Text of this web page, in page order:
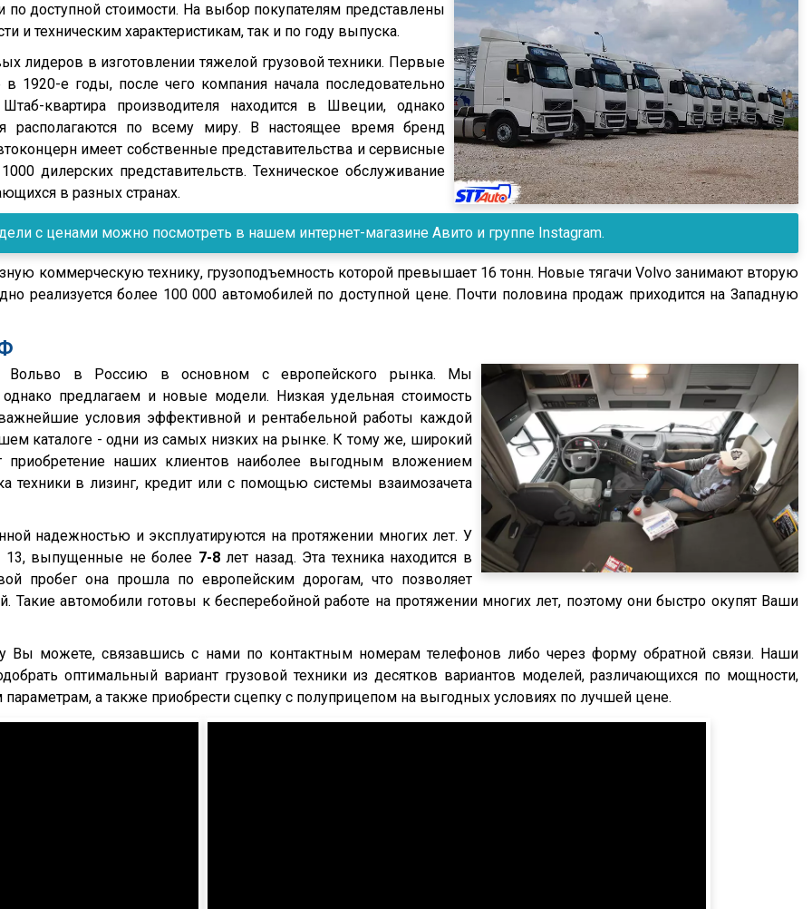
доступной стоимости. На выбор покупателям представлены
и техническим характеристикам, так и по году выпуска.
лидеров в изготовлении тяжелой грузовой техники. Первые
е годы, после чего компания начала последовательно
квартира производителя находится в Швеции, однако
располагаются по всему миру. В настоящее время бренд
имеет собственные представительства и сервисные
дилерских представительств. Техническое обслуживание
в разных странах.
с ценами можно посмотреть в нашем интернет-магазине Авито и группе Instagram.
коммерческую технику, грузоподъемность которой превышает 16 тонн. Новые тягачи Volvo занимают вторую
реализуется более 100 000 автомобилей по доступной цене. Почти половина продаж приходится на Западную
Вольво в Россию в основном с европейского рынка. Мы
предлагаем и новые модели. Низкая удельная стоимость
условия эффективной и рентабельной работы каждой
каталоге - одни из самых низких на рынке. К тому же, широкий
приобретение наших клиентов наиболее выгодным вложением
техники в лизинг, кредит или с помощью системы взаимозачета
надежностью и эксплуатируются на протяжении многих лет. У
выпущенные не более 7-8лет назад. Эта техника находится в
пробег она прошла по европейским дорогам, что позволяет
Такие автомобили готовы к бесперебойной работе на протяжении многих лет, поэтому они быстро окупят Ваши
Вы можете, связавшись с нами по контактным номерам телефонов либо через форму обратной связи. Наши
оптимальный вариант грузовой техники из десятков вариантов моделей, различающихся по мощности,
а также приобрести сцепку с полуприцепом на выгодных условиях по лучшей цене.